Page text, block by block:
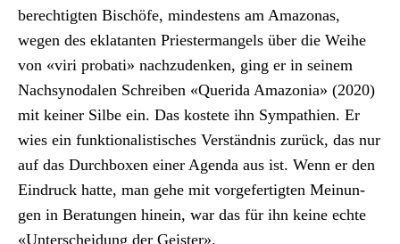
berechtigten Bis­chöfe, min­destens am Ama­zonas,
wegen des ekla­tan­ten Priester­man­gels über die Wei­he
von «viri pro­bati» nachzu­denken, ging er in seinem
Nach­syn­odalen Schreiben «Queri­da Ama­zo­nia» (2020)
mit kein­er Silbe ein. Das kostete ihn Sym­pa­thien. Er
wies ein funk­tion­al­is­tis­ches Ver­ständ­nis zurück, das nur
auf das Durch­box­en ein­er Agen­da aus ist. Wenn er den
Ein­druck hat­te, man gehe mit vorge­fer­tigten Mei­n­un­
gen in Beratun­gen hinein, war das für ihn keine echte
«Unter­schei­dung der Geis­ter».